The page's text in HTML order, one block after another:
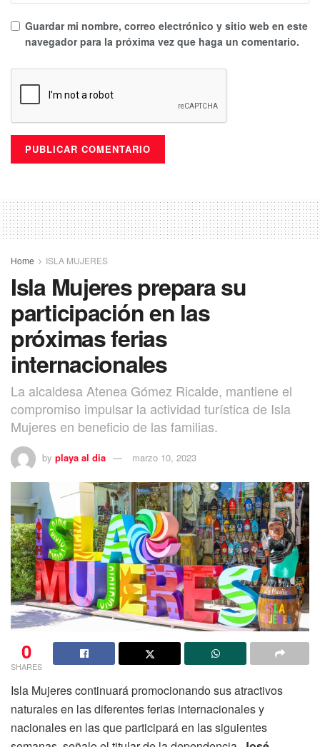
Guardar mi nombre, correo electrónico y sitio web en este
navegador para la próxima vez que haga un comentario.
Home ISLA MUJERES
Isla Mujeres prepara su
participación en las
próximas ferias
internacionales
La alcaldesa Atenea Gómez Ricalde, mantiene el
compromiso impulsar la actividad turística de Isla
Mujeres en beneficio de las familias.
by playa al dia marzo 10, 2023
0
SHARES
Isla Mujeres continuará promocionando sus atractivos
naturales en las diferentes ferias internacionales y
nacionales en las que participará en las siguientes